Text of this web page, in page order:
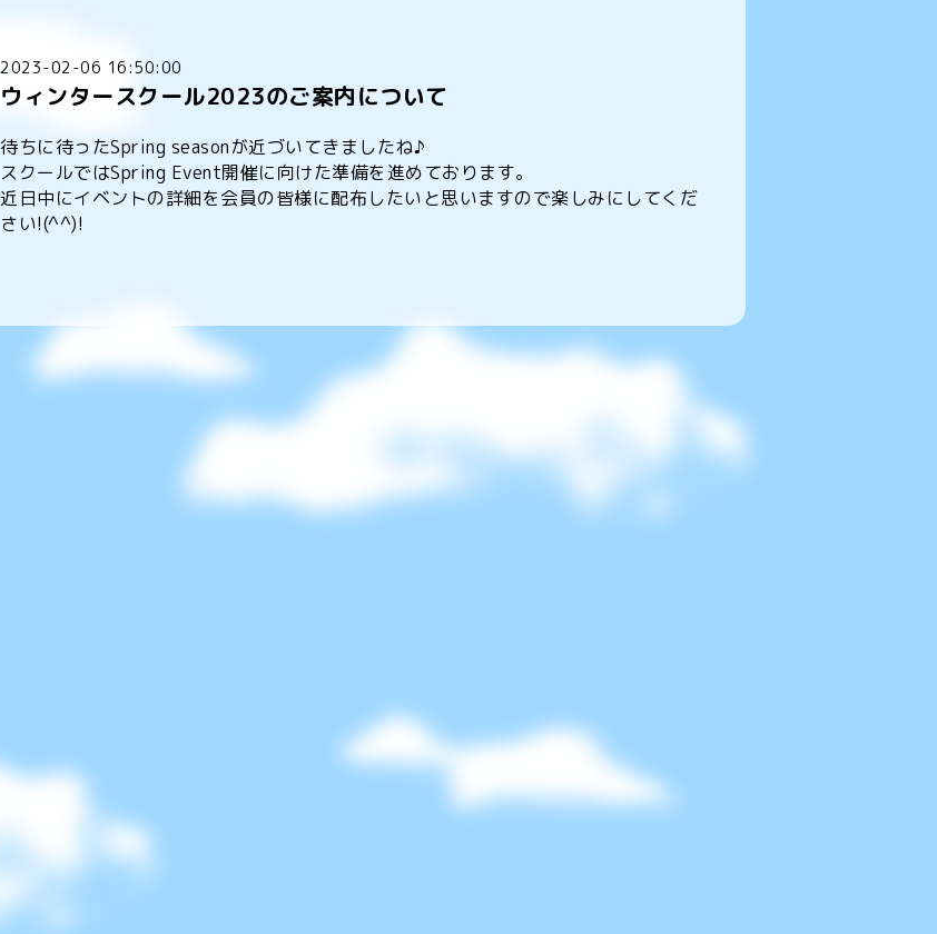
2023-02-06 16:50:00
ウィンタースクール2023のご案内について
待ちに待ったSpring seasonが近づいてきましたね♪
スクールではSpring Event開催に向けた準備を進めております。
近日中にイベントの詳細を会員の皆様に配布したいと思いますので楽しみにしてくだ
さい!(^^)!